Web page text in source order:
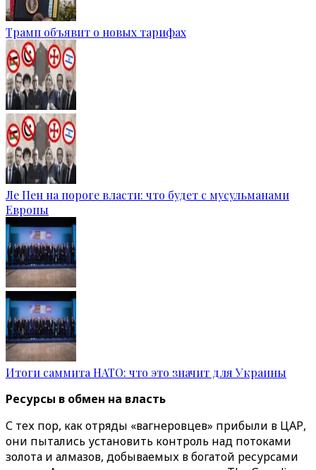
Трамп объявит о новых тарифах
Ле Пен на пороге власти: что будет с мусульманами
Европы
Итоги саммита НАТО: что это значит для Украины
Ресурсы в обмен на власть
С тех пор, как отряды «‎‎вагнеровцев» прибыли в ЦАР,
они пытались установить контроль над потоками
золота и алмазов, добываемых в богатой ресурсами